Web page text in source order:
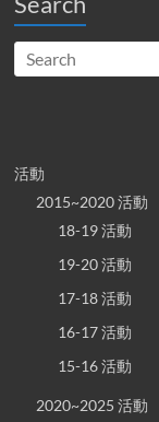
活動
2015~2020 活動
18-19 活動
19-20 活動
17-18 活動
16-17 活動
15-16 活動
2020~2025 活動